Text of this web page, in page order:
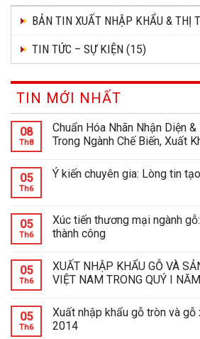
BẢN TIN XUẤT NHẬP KHẨU & THỊ
TIN TỨC – SỰ KIỆN (15)
TIN MỚI NHẤT
08
Th8
Chuẩn Hóa Nhãn Nhận Diện
Trong Ngành Chế Biến, Xuất
05
Th6
Ý kiến chuyên gia: Lòng tin
05
Th6
Xúc tiến thương mại ngành
thành công
05
Th6
XUẤT NHẬP KHẨU GỖ VÀ
VIỆT NAM TRONG QUÝ I
05
Th6
Xuất nhập khẩu gỗ tròn và gỗ
2014